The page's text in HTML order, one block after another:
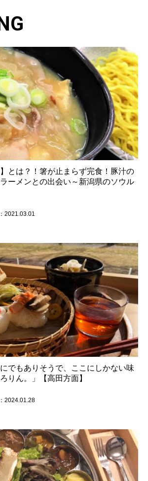
】とは？！箸が止まらず完食！豚汁の
ーメンとの出会い～新潟県のソウル
2021.03.01
でもありそうで、ここにしかない味
りん。」【高田方面】
2024.01.28